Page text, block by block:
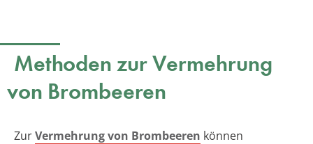
Methoden zur Vermehrung
von Brombeeren
ZurVermehrung von Brombeeren können